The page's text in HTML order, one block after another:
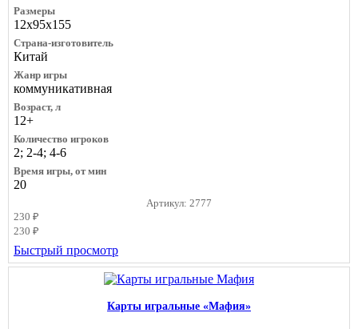
Размеры
12х95х155
Страна-изготовитель
Китай
Жанр игры
коммуникативная
Возраст, л
12+
Количество игроков
2; 2-4; 4-6
Время игры, от мин
20
Артикул: 2777
230 ₽
230 ₽
Быстрый просмотр
Карты игральные «Мафия»